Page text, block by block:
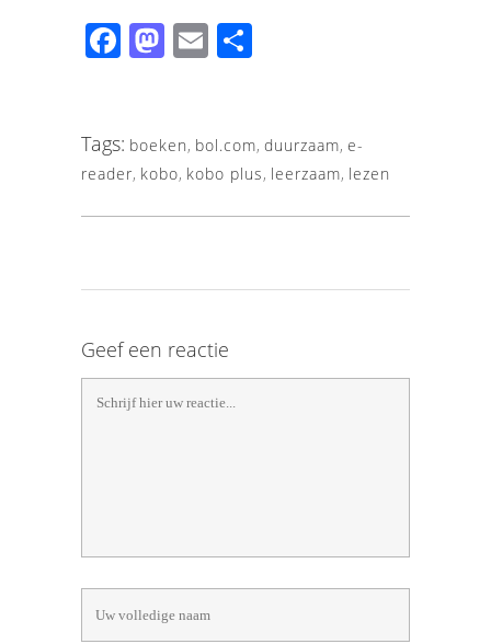
Facebook
Mastodon
Email
Tags: boeken, bol.com, duurzaam, e-
reader, kobo, kobo plus, leerzaam, lezen
Geef een reactie